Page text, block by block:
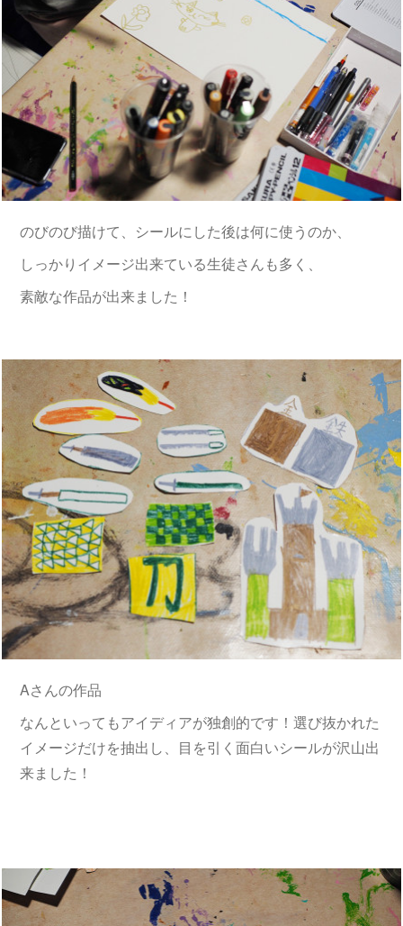
のびのび描けて、シールにした後は何に使うのか、
しっかりイメージ出来ている生徒さんも多く、
素敵な作品が出来ました！
Aさんの作品
なんといってもアイディアが独創的です！選び抜かれた
イメージだけを抽出し、目を引く面白いシールが沢山出
来ました！